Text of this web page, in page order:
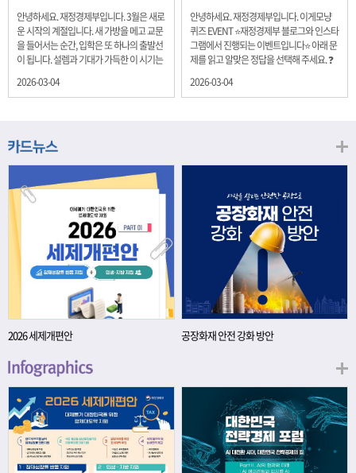
전달드립니다.
다.
안녕하세요. 재정경제부입니다. 3월은 새로
운 시작의 계절입니다. 새 가방을 메고 교문
을 들어서는 순간, 입학은 또 하나의 출발선
이 됩니다. 설렘과 기대가 가득한 이 시기는
래를 준비하는 첫 걸음이기도 합니다. 입학
니다. 배움이 쌓이는 시간, 인적자본 학교에
가는 과정입니다. 수업을 통해 배우는 전공
지식, 친구들과의 협업, 다양한 활동 속에서
얻는 문제 해결 경험은 모두 개인의 역량으
로 축적됩니다. 경제학에서는 이.......
2026-03-04
안녕하세요. 재정경제부입니다. 이게모냥
퀴즈 EVENT ⭐재정경제부 블로그와 인스타
그램에서 진행되는 이벤트입니다⭐ 아래 문
제를 읽고 알맞은 정답을 선택해 주세요. ❓
을 보이고 있는 개인투자용 국채를 3월에는
20년물 300억원입니다. 그렇다면 3월 개인
1,800억원 ④ 2,000억원 이벤트 안내 응모
기간: 2026년 3월 4일(수) ~ 3월 9일(월) 경
품: 커피쿠폰 (60명) 참여.......
2026-03-04
2026 세제개편안 공장화재 안전 강화 방안